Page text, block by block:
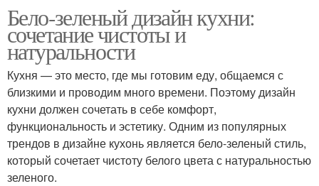
Бело-зеленый дизайн кухни:
сочетание чистоты и
натуральности
Кухня — это место, где мы готовим еду, общаемся с
близкими и проводим много времени. Поэтому дизайн
кухни должен сочетать в себе комфорт,
функциональность и эстетику. Одним из популярных
трендов в дизайне кухонь является бело-зеленый стиль,
который сочетает чистоту белого цвета с натуральностью
зеленого.